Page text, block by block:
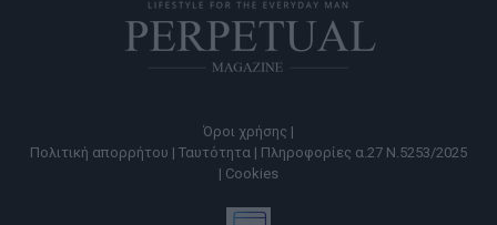
Όροι χρήσης |
Πολιτική απορρήτου | Ταυτότητα | Πληροφορίες α.27 Ν.5253/2025
| Cookies